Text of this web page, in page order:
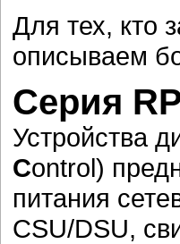
Для тех, кто
описываем
Серия
Устройства
Control)
питания
CSU/DSU,